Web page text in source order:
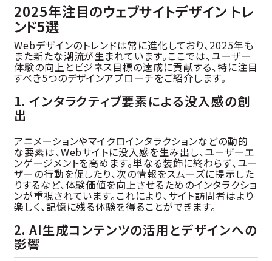
2025年注目のウェブサイトデザイン トレ
ンド5選
Webデザインのトレンドは常に進化しており、2025年も
また新たな潮流が生まれています。ここでは、ユーザー
体験の向上とビジネス目標の達成に貢献する、特に注目
すべき5つのデザインアプローチをご紹介します。
1. インタラクティブ要素による没入感の創
出
アニメーションやマイクロインタラクションなどの動的
な要素は、Webサイトに没入感を生み出し、ユーザーエ
ンゲージメントを高めます。単なる装飾に終わらず、ユー
ザーの行動を促したり、次の情報をスムーズに提示した
りするなど、体験価値を向上させるためのインタラクショ
ンが重視されています。これにより、サイト訪問者はより
楽しく、記憶に残る体験を得ることができます。
2. AI生成コンテンツの活用とデザインへの
影響